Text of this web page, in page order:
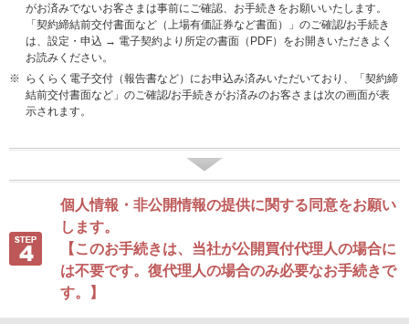
がお済みでないお客さまは事前にご確認、お手続きをお願いいたします。
「契約締結前交付書面など（上場有価証券など書面）」のご確認/お手続き
は、設定・申込 → 電子契約より所定の書面（PDF）をお開きいただきよく
お読みください。
※
らくらく電子交付（報告書など）にお申込み済みいただいており、「契約締
結前交付書面など」のご確認/お手続きがお済みのお客さまは次の画面が表
示されます。
個人情報・非公開情報の提供に関する同意をお願い
します。
【このお手続きは、当社が公開買付代理人の場合に
は不要です。復代理人の場合のみ必要なお手続きで
す。】